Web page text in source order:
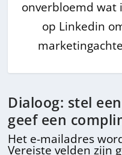
onverbloemd wat
op Linkedin
Dialoog: stel
geef een
Het e-mailadres
Vereiste velden zijn